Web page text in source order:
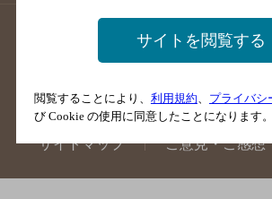
店舗登録方法のご案内
店舗情報更
掲載店舗様ログイン
サイトマップ ご意見・ご感想
サイトを閲覧する
閲覧することにより、 利用規約 プライバシ
び Cookie の使用に同意したことになります。